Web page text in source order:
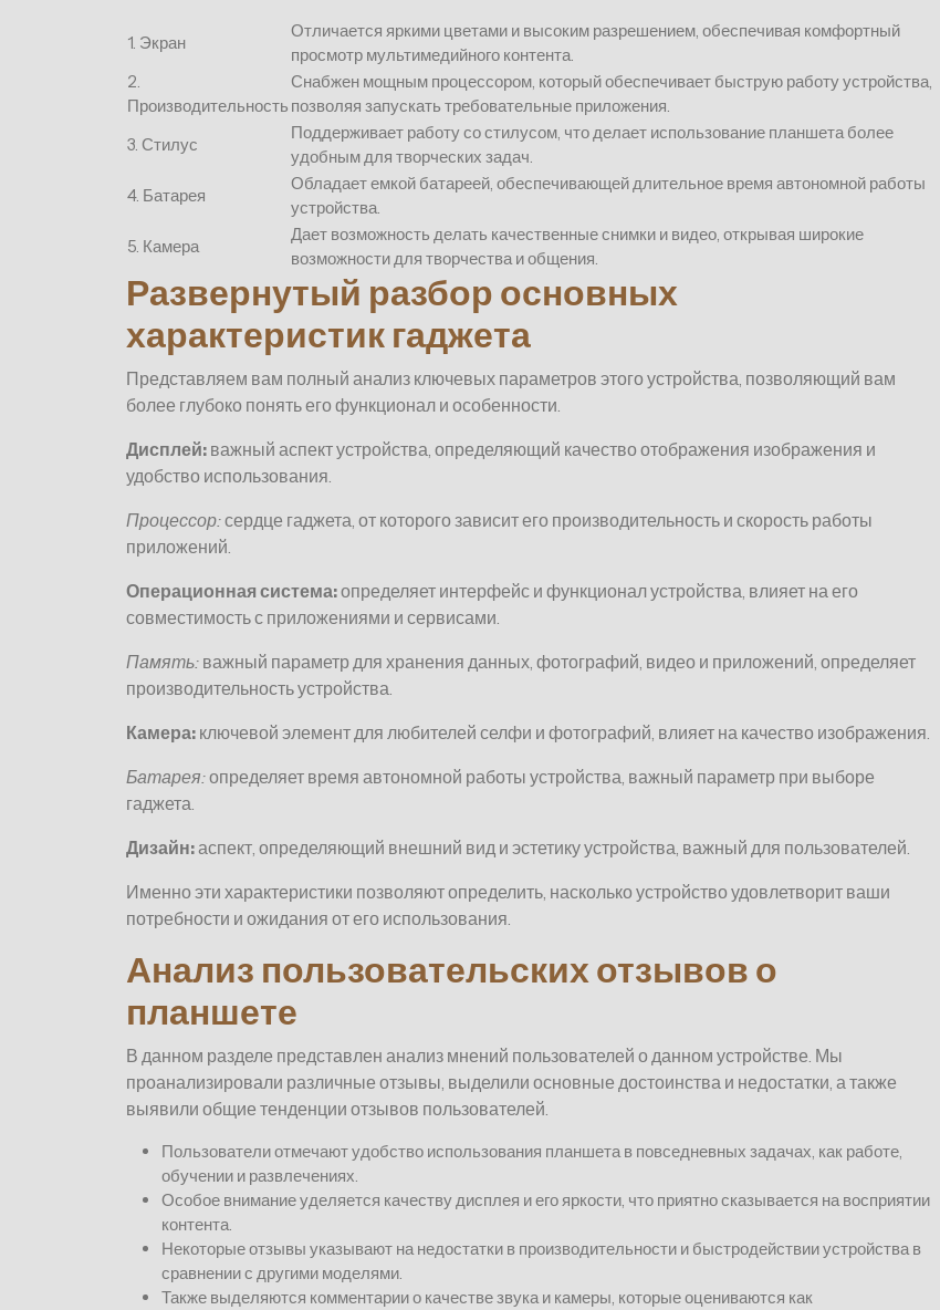
1. Экран
Отличается яркими цветами и высоким разрешением, обеспечивая комфортный
просмотр мультимедийного контента.
2.
Производительность
Снабжен мощным процессором, который обеспечивает быструю работу устройства,
позволяя запускать требовательные приложения.
3. Стилус
Поддерживает работу со стилусом, что делает использование планшета более
удобным для творческих задач.
4. Батарея
Обладает емкой батареей, обеспечивающей длительное время автономной работы
устройства.
5. Камера
Дает возможность делать качественные снимки и видео, открывая широкие
возможности для творчества и общения.
Развернутый разбор основных
характеристик гаджета
Представляем вам полный анализ ключевых параметров этого устройства, позволяющий вам
более глубоко понять его функционал и особенности.
Дисплей: важный аспект устройства, определяющий качество отображения изображения и
удобство использования.
Процессор:сердце гаджета, от которого зависит его производительность и скорость работы
приложений.
Операционная система:определяет интерфейс и функционал устройства, влияет на его
совместимость с приложениями и сервисами.
Память: важный параметр для хранения данных, фотографий, видео и приложений, определяет
производительность устройства.
Камера: ключевой элемент для любителей селфи и фотографий, влияет на качество изображения.
Батарея:определяет время автономной работы устройства, важный параметр при выборе
гаджета.
Дизайн:аспект, определяющий внешний вид и эстетику устройства, важный для пользователей.
Именно эти характеристики позволяют определить, насколько устройство удовлетворит ваши
потребности и ожидания от его использования.
Анализ пользовательских отзывов о
планшете
В данном разделе представлен анализ мнений пользователей о данном устройстве. Мы
проанализировали различные отзывы, выделили основные достоинства и недостатки, а также
выявили общие тенденции отзывов пользователей.
Пользователи отмечают удобство использования планшета в повседневных задачах, как работе,
обучении и развлечениях.
Особое внимание уделяется качеству дисплея и его яркости, что приятно сказывается на восприятии
контента.
Некоторые отзывы указывают на недостатки в производительности и быстродействии устройства в
сравнении с другими моделями.
Также выделяются комментарии о качестве звука и камеры, которые оцениваются как